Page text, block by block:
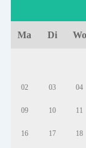
Ma Di Wo
02 03 04
09 10 11
16 17 18